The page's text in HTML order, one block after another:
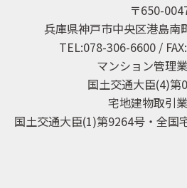
〒650-
兵庫県神戸市中央区港島南
TEL:078-306-6600 /
マンション管理
国土交通大臣(4)第
宅地建物取引
国土交通大臣(1)第9264号・全国